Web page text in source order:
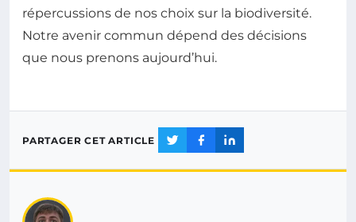
répercussions de nos choix sur la biodiversité.
Notre avenir commun dépend des décisions
que nous prenons aujourd’hui.
PARTAGER CET ARTICLE